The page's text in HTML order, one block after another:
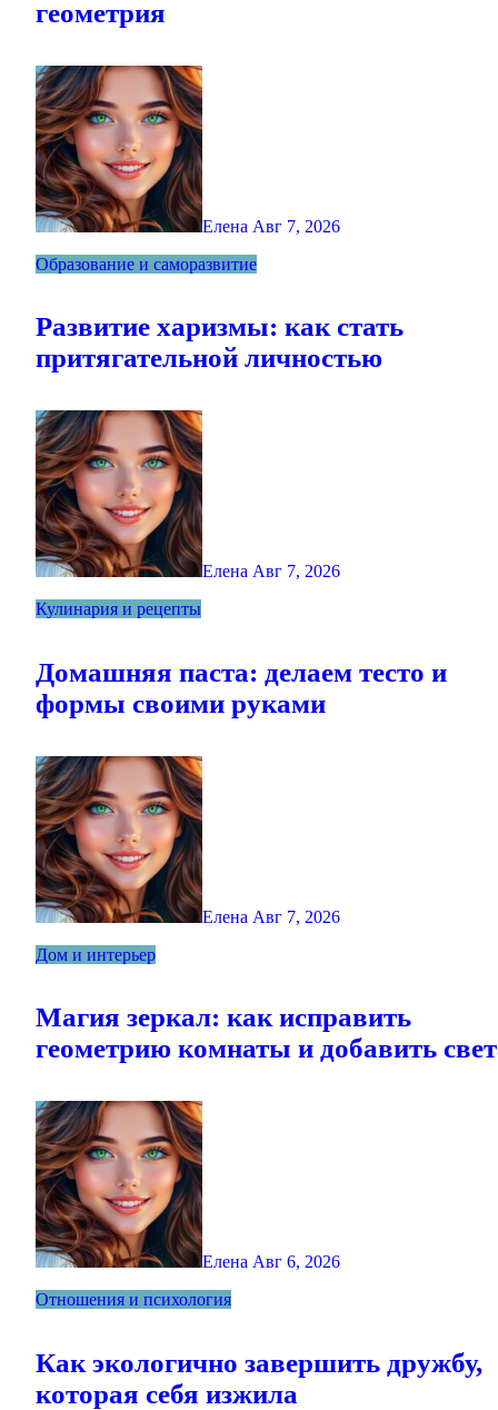
геометрия
Елена Авг 7, 2026
Образование и саморазвитие
Развитие харизмы: как стать
притягательной личностью
Елена Авг 7, 2026
Кулинария и рецепты
Домашняя паста: делаем тесто и
формы своими руками
Елена Авг 7, 2026
Дом и интерьер
Магия зеркал: как исправить
геометрию комнаты и добавить
Елена Авг 6, 2026
Отношения и психология
Как экологично завершить дружбу,
которая себя изжила